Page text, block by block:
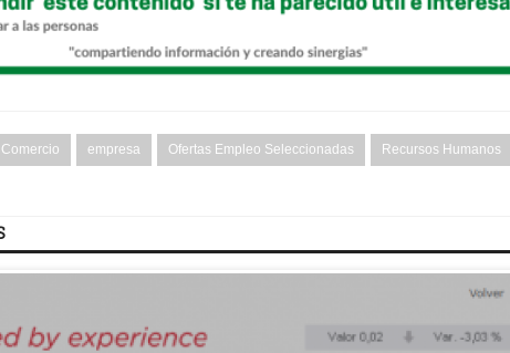
Comercio empresa Ofertas Empleo Seleccionadas Recursos Humanos